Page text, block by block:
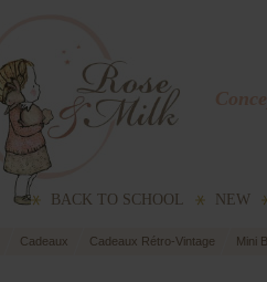
BACK TO SCHOOL
NEW
Cadeaux Cadeaux Rétro-Vintage Mini